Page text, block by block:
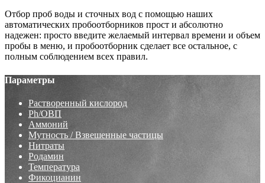
Отбор проб воды и сточных вод с помощью наших
автоматических пробоотборников прост и абсолютно
надежен: просто введите желаемый интервал времени и объем
пробы в меню, и пробоотборник сделает все остальное, с
полным соблюдением всех правил.
Параметры
Растворенный кислород
Ph/ОВП
Аммоний
Мутность / Взвешенные частицы
Нитраты
Родамин
Температура
Фикоцианин